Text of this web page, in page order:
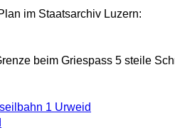
im Staatsarchiv Luzern:
beim Griespass 5 steile
1 Urweid